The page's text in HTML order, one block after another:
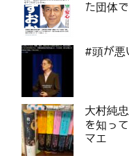
た団体
#頭が
大村純
を知っ
マエ